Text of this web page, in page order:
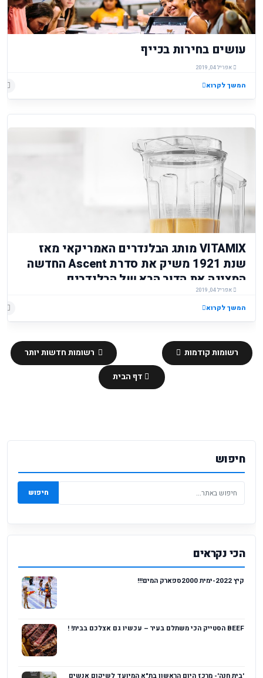
עושים בחירות בכייף
אפריל 04, 2019
המשך לקרוא
VITAMIX מותג הבלנדרים האמריקאי מאז
שנת 1921 משיק את סדרת Ascent החדשה
המציגה את הדור הבא של הבלנדרים
אפריל 04, 2019
המשך לקרוא
רשומות חדשות יותר רשומות קודמות
דף הבית
חיפוש
חיפוש
הכי נקראים
קיץ 2022-ימית 2000ספארק המים!!!
BEEF הסטייק הכי משתלם בעיר – עכשיו גם אצלכם בבית! !
'בית חנה'- מרכז היום הראשון בת"א המיועד לשיקום אנשים